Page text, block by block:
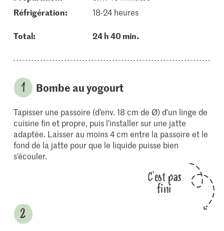
réfrigération:
18-24 heures
Total: 24 h 40 min.
Bombe au yogourt
Tapisser une passoire (d’env. 18 cm de Ø) d’un linge de
cuisine fin et propre, puis l’installer sur une jatte
adaptée. Laisser au moins 4 cm entre la passoire et le
fond de la jatte pour que le liquide puisse bien
s’écouler.
C'est pas
fini